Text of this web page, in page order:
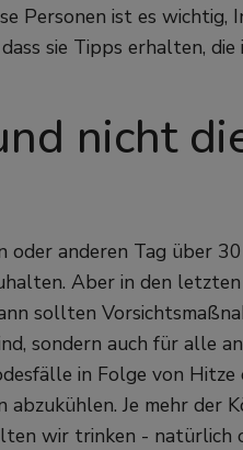
Personen ist es wichtig,
sie Tipps erhalten,
nicht
oder anderen Tag über
Aber in den letzten
sollten
sondern auch für alle
in Folge von
Je mehr der
wir trinken - natürlich